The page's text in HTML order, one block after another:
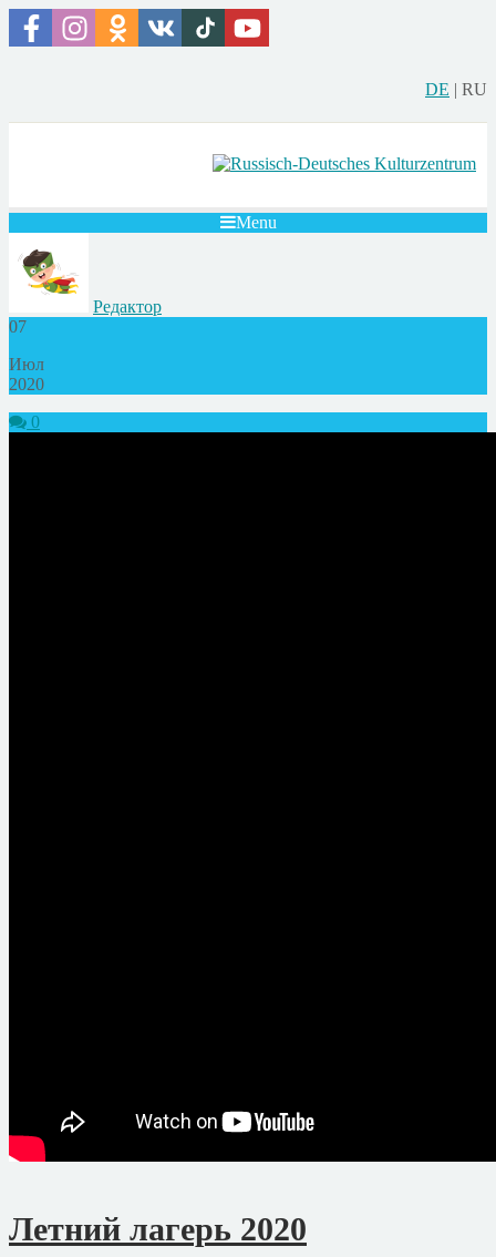
DE | RU
Menu
Редактор
07
Июл
2020
0
Летний лагерь 2020